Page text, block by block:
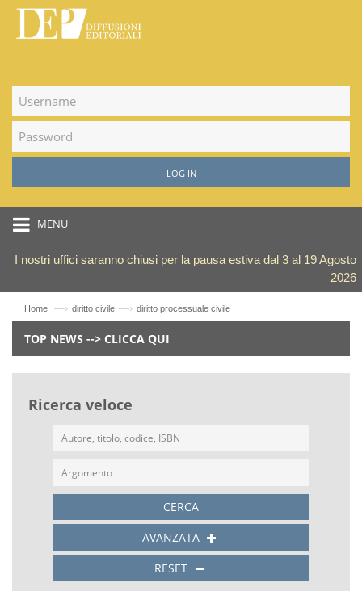
LOG IN
MENU
I nostri uffici saranno chiusi per la pausa estiva dal 3 al 19 Agosto
2026
Home —› diritto civile —› diritto processuale civile
TOP NEWS --> CLICCA QUI
Ricerca veloce
CERCA
AVANZATA
RESET